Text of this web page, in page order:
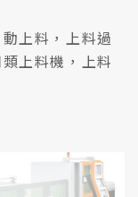
上料，上料過
上料機，上料